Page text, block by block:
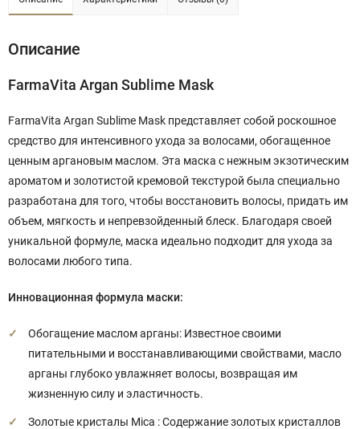
Описание
FarmaVita Argan Sublime Mask
FarmaVita Argan Sublime Mask представляет собой роскошное
средство для интенсивного ухода за волосами, обогащенное
ценным аргановым маслом. Эта маска с нежным экзотическим
ароматом и золотистой кремовой текстурой была специально
разработана для того, чтобы восстановить волосы, придать им
объем, мягкость и непревзойденный блеск. Благодаря своей
уникальной формуле, маска идеально подходит для ухода за
волосами любого типа.
Инновационная формула маски:
Обогащение маслом арганы: Известное своими
питательными и восстанавливающими свойствами, масло
арганы глубоко увлажняет волосы, возвращая им
жизненную силу и эластичность.
Золотые кристалы Mica : Содержание золотых кристаллов